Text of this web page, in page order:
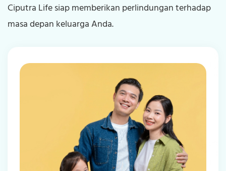
Ciputra Life siap memberikan perlindungan terhadap
masa depan keluarga Anda.